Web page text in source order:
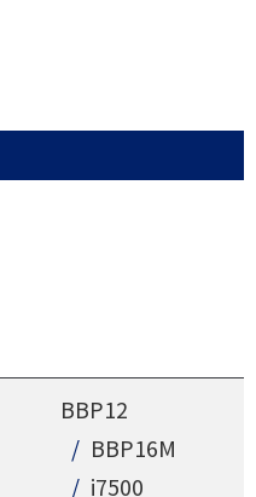
BBP12
BBP16M
i7500